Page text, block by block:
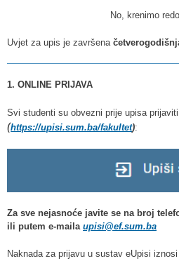
No, krenimo
Uvjet za upis je završena
1. ONLINE PRIJAVA
Svi studenti su obvezni prije upisa
(https://upisi.sum.ba/fakultet):
Za sve nejasnoće javite se na broj
ili putem e-maila upisi@ef.sum.ba
Naknada za prijavu u sustav eUpisi